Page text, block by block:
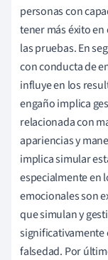
personas con
tener más éxito
las pruebas. En
con conducta de
influye en los
engaño implica
relacionada con
apariencias y
implica simular
especialmente en
emocionales son
que simulan y
significativamente
falsedad. Por